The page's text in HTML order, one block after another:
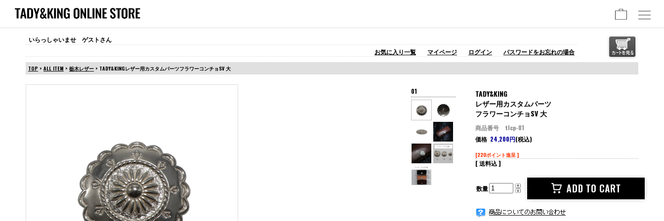
いらっしゃいませ ゲストさん
お気に入り一覧
マイページ ログイン パスワードをお忘れの場合
TOP > ALL ITEM > 栃木レザー > TADY&KINGレザー用カスタムパーツフラワーコンチョSV 大
TADY&KING
レザー用カスタムパーツ
フラワーコンチョSV 大
商品番号 tlcp-01
価格 24,200円(税込)
[220ポイント進呈 ]
[ 送料込 ]
数量
01